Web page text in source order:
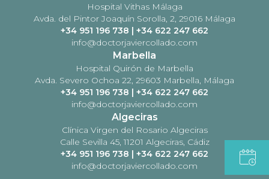
Hospital Vithas Málaga
Avda. del Pintor Joaquín Sorolla, 2, 29016 Málaga
+34 951 196 738 | +34 622 247 662
info@doctorjaviercollado.com
Marbella
Hospital Quirón de Marbella
Avda. Severo Ochoa 22, 29603 Marbella, Málaga
+34 951 196 738 | +34 622 247 662
info@doctorjaviercollado.com
Algeciras
Clínica Virgen del Rosario Algeciras
Calle Sevilla 45, 11201 Algeciras, Cádiz
+34 951 196 738 | +34 622 247 662
info@doctorjaviercollado.com